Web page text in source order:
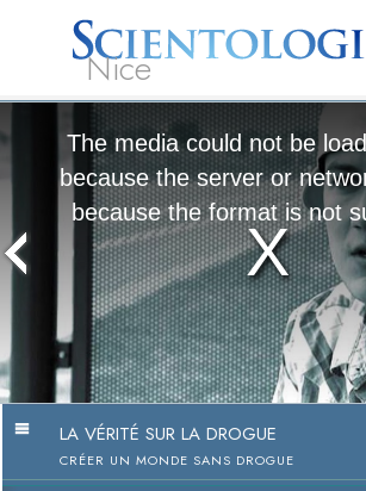
Nice
L. Ron Hubbard
Scientologie ?
Ministres
The media could not be
because the server or
because the format is not
LA VÉRITÉ SUR LA DROGUE
CRÉER UN MONDE SANS DROGUE